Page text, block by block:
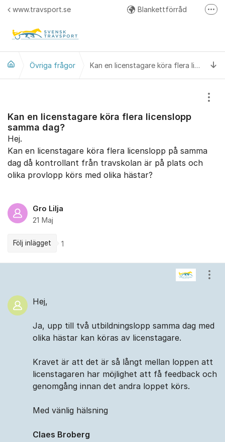
Hoppa till innehåll
www.travsport.se Blankettförråd
Övriga frågor Kan en licenstagare köra flera licenslopp samma dag?
Kan en licenstagare köra flera licenslopp
samma dag?
Hej.
Kan en licenstagare köra flera licenslopp på samma
dag då kontrollant från travskolan är på plats och
olika provlopp körs med olika hästar?
Gro Lilja
21 Maj
Följ inlägget 1
Hej,
Ja, upp till två utbildningslopp samma dag med
olika hästar kan köras av licenstagare.
Kravet är att det är så långt mellan loppen att
licenstagaren har möjlighet att få feedback och
genomgång innan det andra loppet körs.
Med vänlig hälsning
Claes Broberg